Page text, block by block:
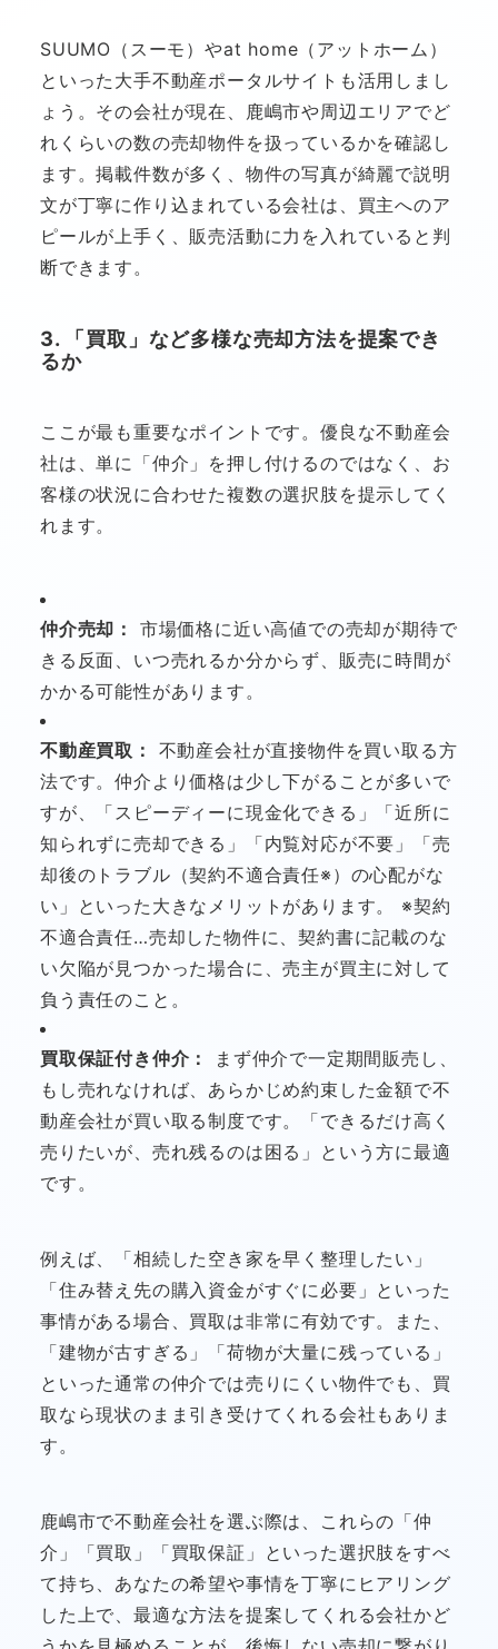
SUUMO（スーモ）やat home（アットホーム）
といった大手不動産ポータルサイトも活用しまし
ょう。その会社が現在、鹿嶋市や周辺エリアでど
れくらいの数の売却物件を扱っているかを確認し
ます。掲載件数が多く、物件の写真が綺麗で説明
文が丁寧に作り込まれている会社は、買主へのア
ピールが上手く、販売活動に力を入れていると判
断できます。
3. 「買取」など多様な売却方法を提案でき
るか
ここが最も重要なポイントです。優良な不動産会
社は、単に「仲介」を押し付けるのではなく、お
客様の状況に合わせた複数の選択肢を提示してく
れます。
仲介売却：
市場価格に近い高値での売却が期待で
きる反面、いつ売れるか分からず、販売に時間が
かかる可能性があります。
不動産買取：
不動産会社が直接物件を買い取る方
法です。仲介より価格は少し下がることが多いで
すが、「スピーディーに現金化できる」「近所に
知られずに売却できる」「内覧対応が不要」「売
却後のトラブル（契約不適合責任※）の心配がな
い」といった大きなメリットがあります。 ※契約
不適合責任…売却した物件に、契約書に記載のな
い欠陥が見つかった場合に、売主が買主に対して
負う責任のこと。
買取保証付き仲介：
まず仲介で一定期間販売し、
もし売れなければ、あらかじめ約束した金額で不
動産会社が買い取る制度です。「できるだけ高く
売りたいが、売れ残るのは困る」という方に最適
です。
例えば、「相続した空き家を早く整理したい」
「住み替え先の購入資金がすぐに必要」といった
事情がある場合、買取は非常に有効です。また、
「建物が古すぎる」「荷物が大量に残っている」
といった通常の仲介では売りにくい物件でも、買
取なら現状のまま引き受けてくれる会社もありま
す。
鹿嶋市で不動産会社を選ぶ際は、これらの「仲
介」「買取」「買取保証」といった選択肢をすべ
て持ち、あなたの希望や事情を丁寧にヒアリング
した上で、最適な方法を提案してくれる会社かど